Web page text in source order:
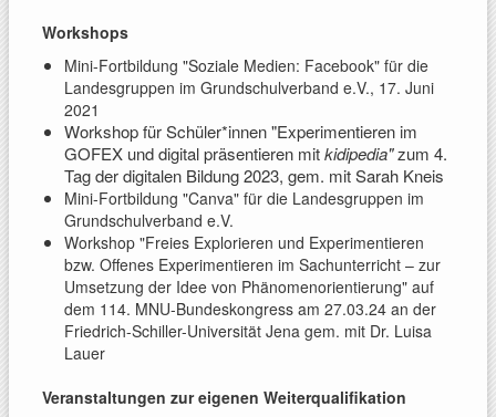
Workshops
Mini-Fortbildung "Soziale Medien: Facebook" für die
Landesgruppen im Grundschulverband e.V., 17. Juni
2021
Workshop für Schüler*innen "Experimentieren im
GOFEX und digital präsentieren mitkidipedia"zum 4.
Tag der digitalen Bildung 2023, gem. mit Sarah Kneis
Mini-Fortbildung "Canva" für die Landesgruppen im
Grundschulverband e.V.
Workshop "Freies Explorieren und Experimentieren
bzw. Offenes Experimentieren im Sachunterricht – zur
Umsetzung der Idee von Phänomenorientierung" auf
dem 114. MNU-Bundeskongress am 27.03.24 an der
Friedrich-Schiller-Universität Jena gem. mit Dr. Luisa
Lauer
Veranstaltungen zur eigenen Weiterqualifikation